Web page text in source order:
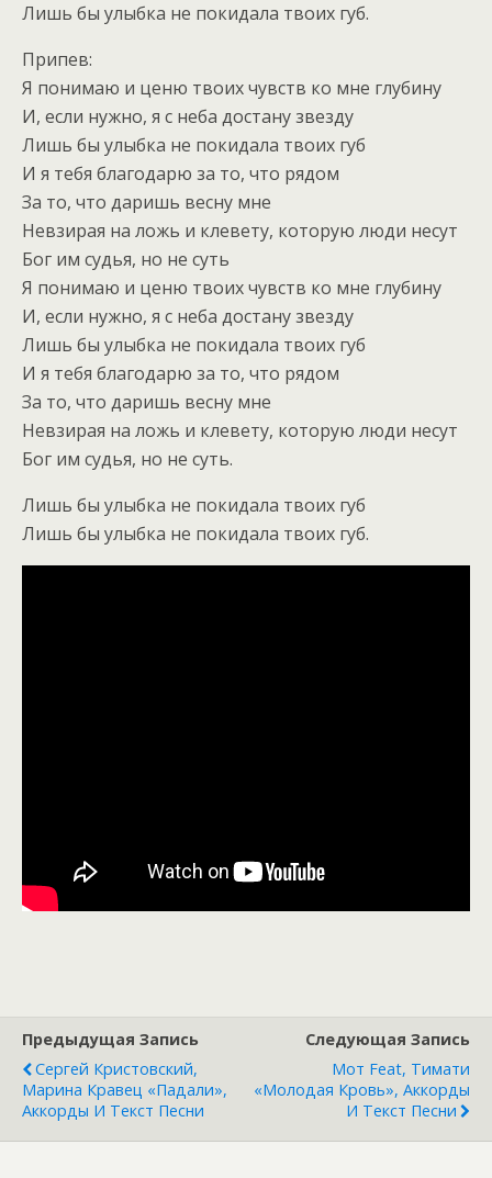
Лишь бы улыбка не покидала твоих губ.
Припев:
Я понимаю и ценю твоих чувств ко мне глубину
И, если нужно, я с неба достану звезду
Лишь бы улыбка не покидала твоих губ
И я тебя благодарю за то, что рядом
За то, что даришь весну мне
Невзирая на ложь и клевету, которую люди несут
Бог им судья, но не суть
Я понимаю и ценю твоих чувств ко мне глубину
И, если нужно, я с неба достану звезду
Лишь бы улыбка не покидала твоих губ
И я тебя благодарю за то, что рядом
За то, что даришь весну мне
Невзирая на ложь и клевету, которую люди несут
Бог им судья, но не суть.
Лишь бы улыбка не покидала твоих губ
Лишь бы улыбка не покидала твоих губ.
Предыдущая Запись
Сергей Кристовский,
Марина Кравец «Падали»,
Аккорды И Текст Песни
Следующая Запись
Мот Feat, Тимати
«Молодая Кровь», Аккорды
И Текст Песни